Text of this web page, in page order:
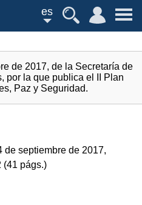
es
de 2017, de la Secretaría de
por la que publica el II Plan
Paz y Seguridad.
de septiembre de 2017,
(41 págs.)